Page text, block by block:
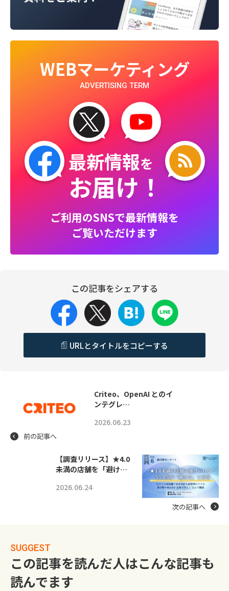
WEBマーケティング
ADVERTISING TERM
最新情報を
お届け！
ご利用のSNSで最新情報を
ご覧いただけます
この記事をシェアする
URLとタイトルをコピーする
Criteo、OpenAI とのイ
ンテグレ…
2026.06.23
前の記事へ
【調査リリース】★4.0
未満の店舗を「避け…
2026.06.24
次の記事へ
SUGGEST
この記事を読んだ人はこんな記事も
読んでます